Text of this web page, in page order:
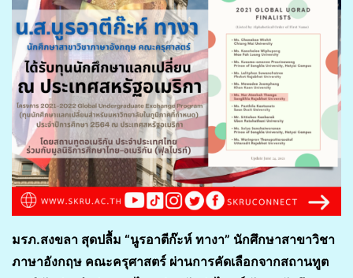
มรภ.สงขลา สุดปลื้ม “นูรอาตีก๊ะห์ ทางา” นักศึกษาสาขาวิชา
ภาษาอังกฤษ คณะครุศาสตร์ ผ่านการคัดเลือกจากสถานทูต